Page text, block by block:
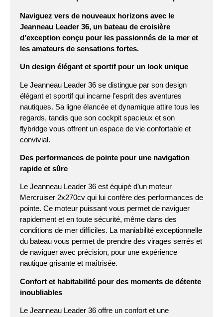
Naviguez vers de nouveaux horizons avec le
Jeanneau Leader 36, un bateau de croisière
d’exception conçu pour les passionnés de la mer et
les amateurs de sensations fortes.
Un design élégant et sportif pour un look unique
Le Jeanneau Leader 36 se distingue par son design
élégant et sportif qui incarne l’esprit des aventures
nautiques. Sa ligne élancée et dynamique attire tous les
regards, tandis que son cockpit spacieux et son
flybridge vous offrent un espace de vie confortable et
convivial.
Des performances de pointe pour une navigation
rapide et sûre
Le Jeanneau Leader 36 est équipé d’un moteur
Mercruiser 2x270cv qui lui confère des performances de
pointe. Ce moteur puissant vous permet de naviguer
rapidement et en toute sécurité, même dans des
conditions de mer difficiles. La maniabilité exceptionnelle
du bateau vous permet de prendre des virages serrés et
de naviguer avec précision, pour une expérience
nautique grisante et maîtrisée.
Confort et habitabilité pour des moments de détente
inoubliables
Le Jeanneau Leader 36 offre un confort et une